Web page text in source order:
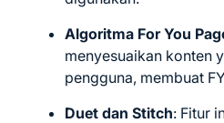
Algoritma For You
menyesuaikan konten
pengguna, membuat
Duet dan Stitch: Fitur